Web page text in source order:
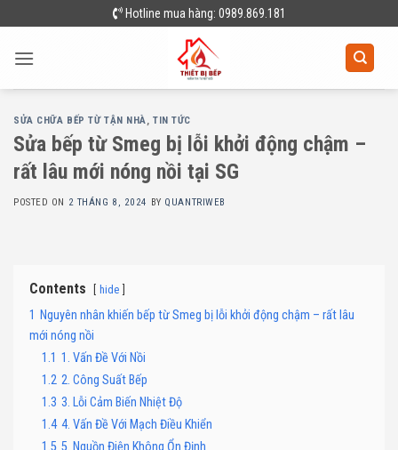
to
content
Hotline mua hàng: 0989.869.181
SỬA CHỮA BẾP TỪ TẬN NHÀ,TIN TỨC
Sửa bếp từ Smeg bị lỗi khởi động chậm –
rất lâu mới nóng nồi tại SG
POSTED ON 2 THÁNG 8, 2024 BY QUANTRIWEB
Contents hide
1 Nguyên nhân khiến bếp từ Smeg bị lỗi khởi động chậm – rất lâu
mới nóng nồi
1.1 1. Vấn Đề Với Nồi
1.2 2. Công Suất Bếp
1.3 3. Lỗi Cảm Biến Nhiệt Độ
1.4 4. Vấn Đề Với Mạch Điều Khiển
1.5 5. Nguồn Điện Không Ổn Định